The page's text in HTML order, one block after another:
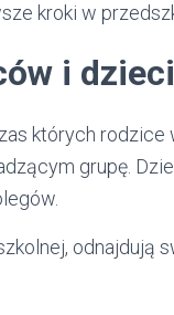
kroki w
i dzieci
których
grupę.
odnajdują